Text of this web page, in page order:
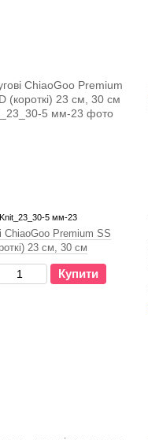
5 мм-23
ChiaoGoo Premium SS
23 см, 30 см
Купити